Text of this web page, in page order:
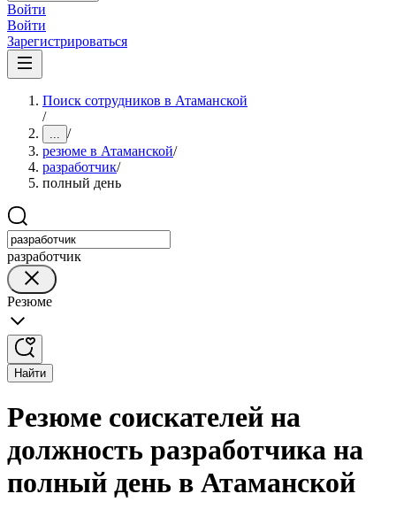
Войти
Войти
Зарегистрироваться
Поиск сотрудников в Атаманской
/
... /
резюме в Атаманской/
разработчик/
полный день
разработчик
Резюме
Найти
Резюме соискателей на
должность разработчика на
полный день в Атаманской